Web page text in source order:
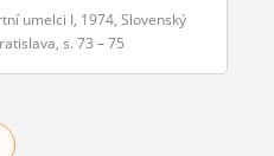
umelci I, 1974, Slovenský
s. 73 – 75